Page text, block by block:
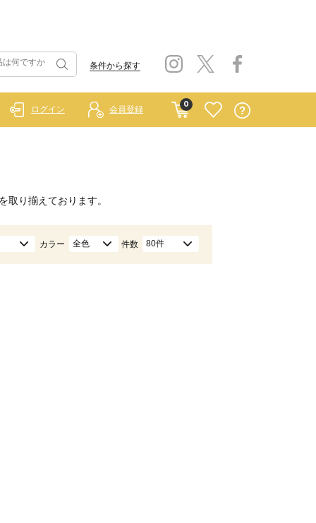
条件から探す
0
ログイン 会員登録
取り揃えております。
カラー 全色 件数 80件